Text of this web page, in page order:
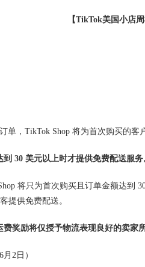
【TikTok美国小店周
单，TikTok Shop 将为首次购买的客
30 美元以上时才提供免费配送服务
将只为首次购买且订单金额达到
提供免费配送。
奖励将仅授予物流表现良好的卖家
2日）